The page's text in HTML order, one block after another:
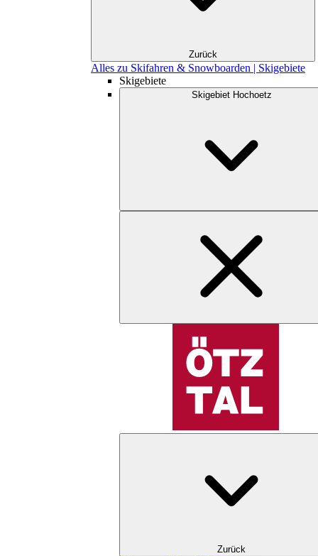
Zurück
Alles zu Skifahren & Snowboarden | Skigebiete
Skigebiete
Skigebiet Hochoetz
Zurück